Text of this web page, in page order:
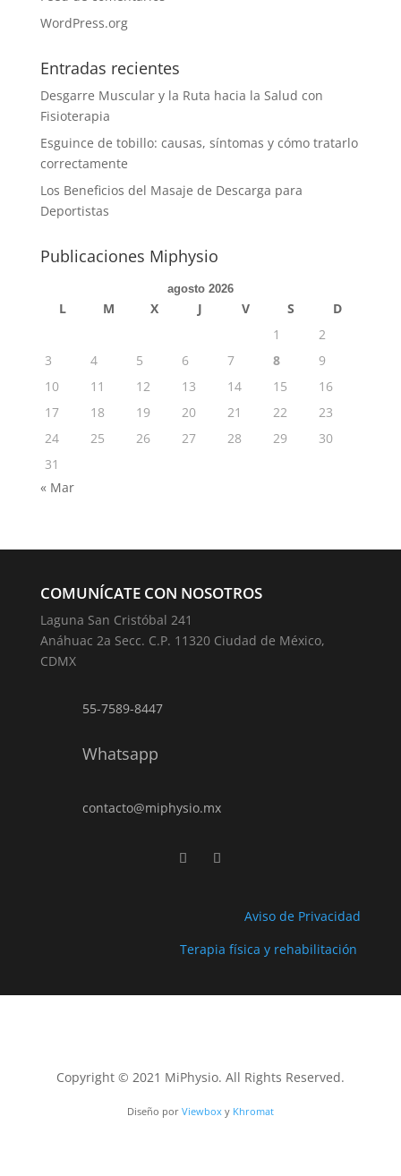
WordPress.org
Entradas recientes
Desgarre Muscular y la Ruta hacia la Salud con
Fisioterapia
Esguince de tobillo: causas, síntomas y cómo tratarlo
correctamente
Los Beneficios del Masaje de Descarga para
Deportistas
Publicaciones Miphysio
agosto 2026
L M X J V S
D
1
2
3
4 5 6 7 8
9
10
11 12 13 14 15
16
17
18 19 20 21 22
23
24
25 26 27 28 29
30
31
« Mar
COMUNÍCATE CON NOSOTROS
Laguna San Cristóbal 241
Anáhuac 2a Secc. C.P. 11320 Ciudad de México,
CDMX
55-7589-8447
Whatsapp
contacto@miphysio.mx
Aviso de Privacidad
Terapia física y rehabilitación
Copyright © 2021 MiPhysio. All Rights Reserved.
Diseño por Viewbox y Khromat